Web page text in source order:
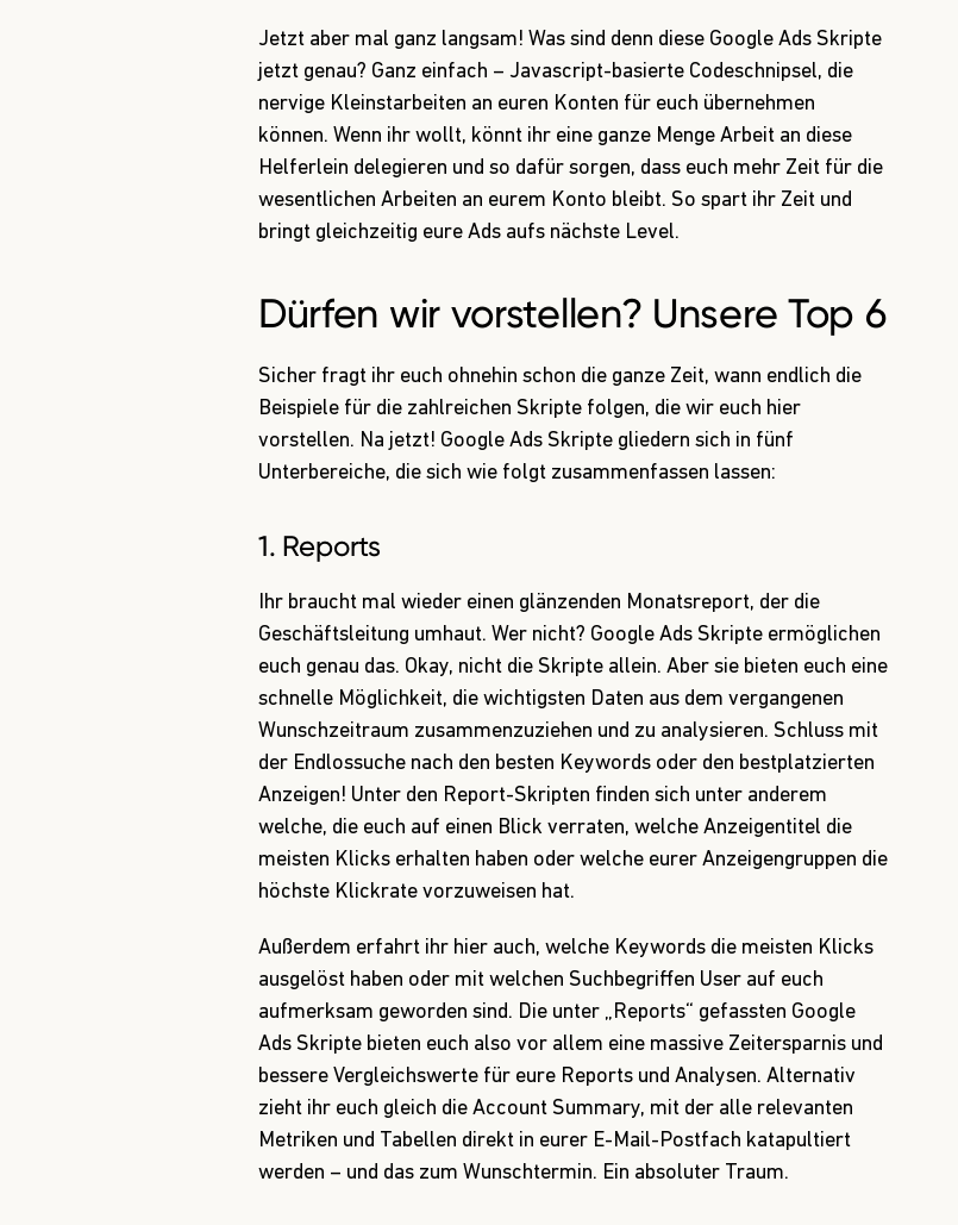
Jetzt aber mal ganz langsam! Was sind denn diese Google Ads Skripte
jetzt genau? Ganz einfach – Javascript-basierte Codeschnipsel, die
nervige Kleinstarbeiten an euren Konten für euch übernehmen
können. Wenn ihr wollt, könnt ihr eine ganze Menge Arbeit an diese
Helferlein delegieren und so dafür sorgen, dass euch mehr Zeit für die
wesentlichen Arbeiten an eurem Konto bleibt. So spart ihr Zeit und
bringt gleichzeitig eure Ads aufs nächste Level.
Dürfen wir vorstellen? Unsere Top 6
Sicher fragt ihr euch ohnehin schon die ganze Zeit, wann endlich die
Beispiele für die zahlreichen Skripte folgen, die wir euch hier
vorstellen. Na jetzt! Google Ads Skripte gliedern sich in fünf
Unterbereiche, die sich wie folgt zusammenfassen lassen:
1. Reports
Ihr braucht mal wieder einen glänzenden Monatsreport, der die
Geschäftsleitung umhaut. Wer nicht? Google Ads Skripte ermöglichen
euch genau das. Okay, nicht die Skripte allein. Aber sie bieten euch eine
schnelle Möglichkeit, die wichtigsten Daten aus dem vergangenen
Wunschzeitraum zusammenzuziehen und zu analysieren. Schluss mit
der Endlossuche nach den besten Keywords oder den bestplatzierten
Anzeigen! Unter den Report-Skripten finden sich unter anderem
welche, die euch auf einen Blick verraten, welche Anzeigentitel die
meisten Klicks erhalten haben oder welche eurer Anzeigengruppen die
höchste Klickrate vorzuweisen hat.
Außerdem erfahrt ihr hier auch, welche Keywords die meisten Klicks
ausgelöst haben oder mit welchen Suchbegriffen User auf euch
aufmerksam geworden sind. Die unter „Reports“ gefassten Google
Ads Skripte bieten euch also vor allem eine massive Zeitersparnis und
bessere Vergleichswerte für eure Reports und Analysen. Alternativ
zieht ihr euch gleich die Account Summary, mit der alle relevanten
Metriken und Tabellen direkt in eurer E-Mail-Postfach katapultiert
werden – und das zum Wunschtermin. Ein absoluter Traum.